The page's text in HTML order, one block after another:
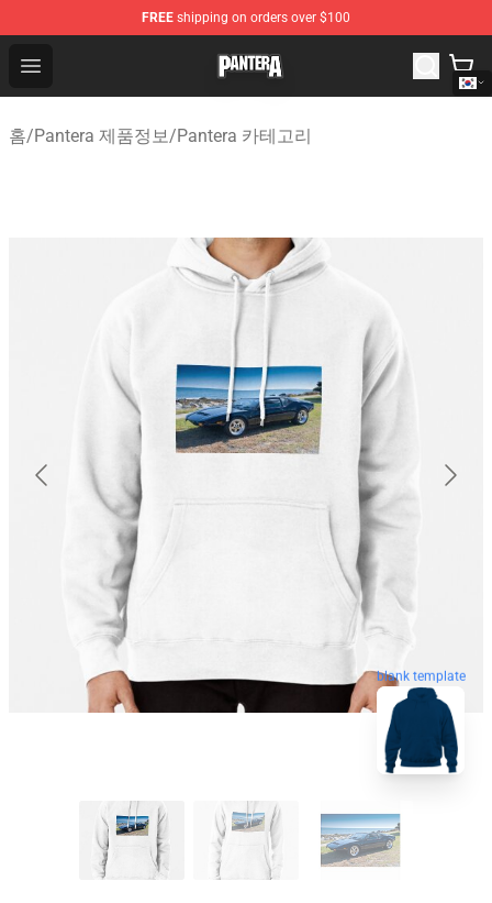
FREE shipping on orders over $100
Open menu
Pantera Store - Official Pantera Merchandise Shop
홈/Pantera 제품정보/Pantera 카테고리
blank template